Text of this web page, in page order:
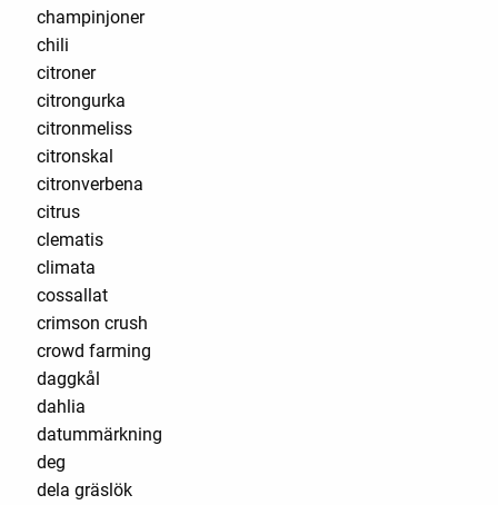
champinjoner
chili
citroner
citrongurka
citronmeliss
citronskal
citronverbena
citrus
clematis
climata
cossallat
crimson crush
crowd farming
daggkål
dahlia
datummärkning
deg
dela gräslök